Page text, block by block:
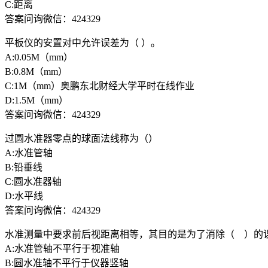
C:距离
答案问询微信：424329
平板仪的安置对中允许误差为（ ）。
A:0.05M（mm）
B:0.8M（mm）
C:1M（mm）奥鹏东北财经大学平时在线作业
D:1.5M（mm）
答案问询微信：424329
过圆水准器零点的球面法线称为（）
A:水准管轴
B:铅垂线
C:圆水准器轴
D:水平线
答案问询微信：424329
水准测量中要求前后视距离相等，其目的是为了消除（ ）的
A:水准管轴不平行于视准轴
B:圆水准轴不平行于仪器竖轴